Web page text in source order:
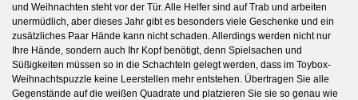
und Weihnachten steht vor der Tür. Alle Helfer sind auf Trab und arbeiten
unermüdlich, aber dieses Jahr gibt es besonders viele Geschenke und ein
zusätzliches Paar Hände kann nicht schaden. Allerdings werden nicht nur
Ihre Hände, sondern auch Ihr Kopf benötigt, denn Spielsachen und
Süßigkeiten müssen so in die Schachteln gelegt werden, dass im Toybox-
Weihnachtspuzzle keine Leerstellen mehr entstehen. Übertragen Sie alle
Gegenstände auf die weißen Quadrate und platzieren Sie sie so genau wie